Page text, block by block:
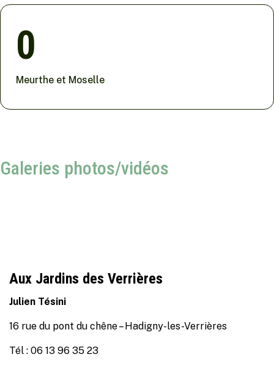
0
Meurthe et Moselle
Galeries photos/vidéos
Aux Jardins des Verrières
Julien Tésini
16 rue du pont du chêne – Hadigny-les-Verrières
Tél : 06 13 96 35 23